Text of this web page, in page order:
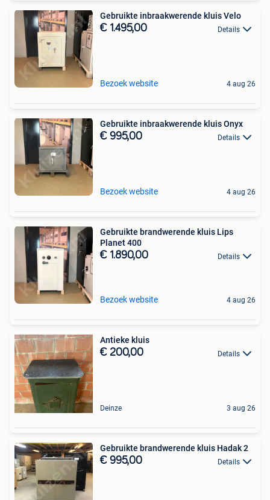
Gebruikte inbraakwerende kluis Velo
€ 1.495,00 Details
Bezoek website 4 aug 26
Gebruikte inbraakwerende kluis Onyx
€ 995,00 Details
Bezoek website 4 aug 26
Gebruikte brandwerende kluis Lips
Planet 400
€ 1.890,00 Details
Bezoek website 4 aug 26
Antieke kluis
€ 200,00 Details
Deinze 3 aug 26
Gebruikte brandwerende kluis Hadak 2
€ 995,00 Details